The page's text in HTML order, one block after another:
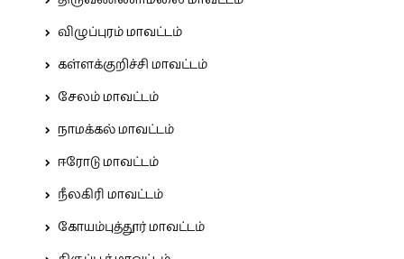
விழுப்புரம் மாவட்டம்
கள்ளக்குறிச்சி மாவட்டம்
சேலம் மாவட்டம்
நாமக்கல் மாவட்டம்
ஈரோடு மாவட்டம்
நீலகிரி மாவட்டம்
கோயம்புத்தூர் மாவட்டம்